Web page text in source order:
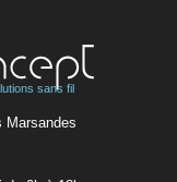
sans fil
Marsandes